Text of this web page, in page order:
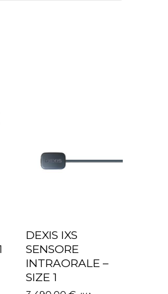
AGGIUNGI AL
CARRELLO
DEXIS IXS
SENSORE
INTRAORALE –
SIZE 1